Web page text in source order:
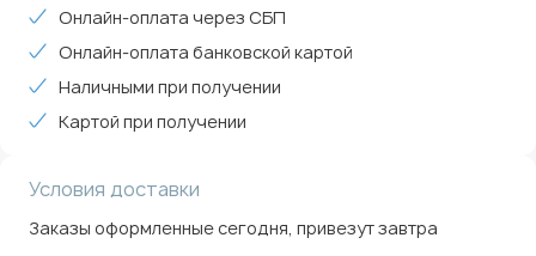
Онлайн-оплата через СБП
Онлайн-оплата банковской картой
Наличными при получении
Картой при получении
Условия доставки
Заказы оформленные сегодня, привезут завтра